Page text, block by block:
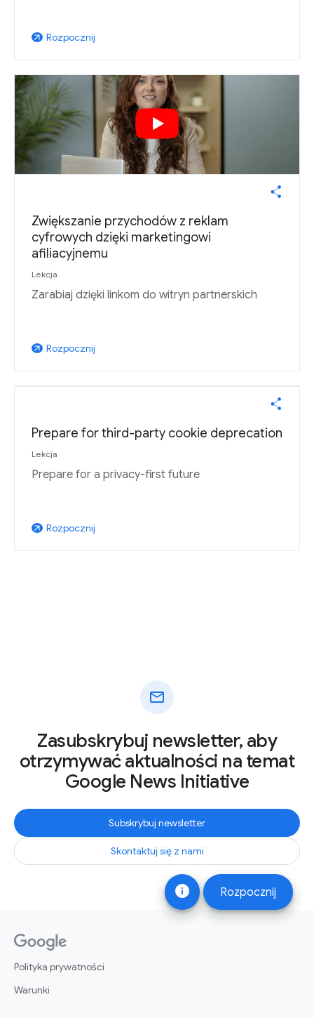
info Rozpocznij
arrow_outward Rozpocznij
Zwiększanie przychodów z reklam
cyfrowych dzięki marketingowi
afiliacyjnemu
Lekcja
Zarabiaj dzięki linkom do witryn partnerskich
arrow_outward Rozpocznij
Prepare for third-party cookie deprecation
Lekcja
Prepare for a privacy-first future
arrow_outward Rozpocznij
mail
Zasubskrybuj newsletter, aby
otrzymywać aktualności na temat
Google News Initiative
Subskrybuj newsletter
Skontaktuj się z nami
Polityka prywatności
Warunki